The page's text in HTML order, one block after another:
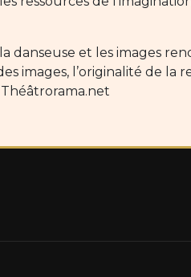
danseuse et les images
images, l’originalité de la